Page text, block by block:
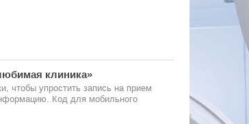
клиника»
чтобы упростить запись на прием
Код для мобильного